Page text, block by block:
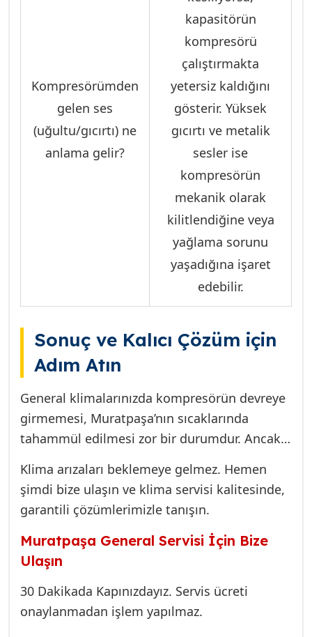
Kompresörümden
gelen ses
(uğultu/gıcırtı) ne
anlama gelir?
kapasitörün
kompresörü
çalıştırmakta
yetersiz kaldığını
gösterir. Yüksek
gıcırtı ve metalik
sesler ise
kompresörün
mekanik olarak
kilitlendiğine veya
yağlama sorunu
yaşadığına işaret
edebilir.
Sonuç ve Kalıcı Çözüm için
Adım Atın
General klimalarınızda kompresörün devreye
girmemesi, Muratpaşa’nın sıcaklarında
tahammül edilmesi zor bir durumdur. Ancak
arıza kalıcı olarak çözülebilir. Meydankavağı
ve çevre mahallelerde 25 yıllık tecrübemizle,
klimanızın kalbini güvenilir ellere teslim edin.
Tek amacımız, General klimanızın ilk günkü
verimiyle kesintisiz soğutma yapmasını
Klima arızaları beklemeye gelmez. Hemen
şimdi bize ulaşın ve klima servisi kalitesinde,
garantili çözümlerimizle tanışın.
Muratpaşa General Servisi İçin Bize
Ulaşın
30 Dakikada Kapınızdayız. Servis ücreti
onaylanmadan işlem yapılmaz.